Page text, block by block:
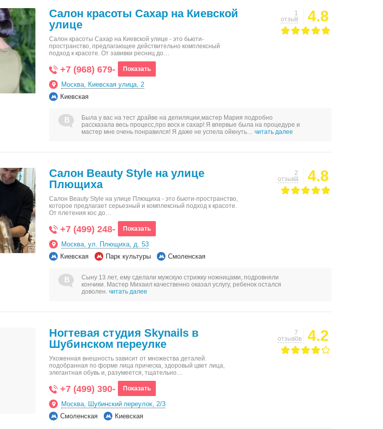
Салон красоты Сахар на Киевской
улице
Салон красоты Сахар на Киевской улице - это бьюти-
пространство, предлагающее действительно комплексный
подход к красоте. От завивки ресниц до…
1
отзыв
4.8
+7 (968) 679- Показать
Москва, Киевская улица, 2
Киевская
Была у вас на тест драйве на депиляции,мастер Мария подробно
рассказала весь процесс,про воск и сахар! Я впервые была на процедуре и
мастер мне очень понравился! Я даже не успела ойкнуть… читать далее
Салон Beauty Style на улице
Плющиха
Салон Beauty Style на улице Плющиха - это бьюти-пространство,
которое предлагает серьезный и комплексный подход к красоте.
От плетения кос до…
2
отзыва
4.8
+7 (499) 248- Показать
Москва, ул. Плющиха, д. 53
Киевская
Парк культуры Смоленская
Сыну 13 лет, ему сделали мужскую стрижку ножницами, подровняли
кончики. Мастер Михаил качественно оказал услугу, ребенок остался
доволен. читать далее
Ногтевая студия Skynails в
Шубинском переулке
Ухоженная внешность зависит от множества деталей:
подобранная по форме лица прическа, здоровый цвет лица,
элегантная обувь и, разумеется, тщательно…
7
отзывов
4.2
+7 (499) 390- Показать
Москва, Шубинский переулок, 2/3
Смоленская
Киевская